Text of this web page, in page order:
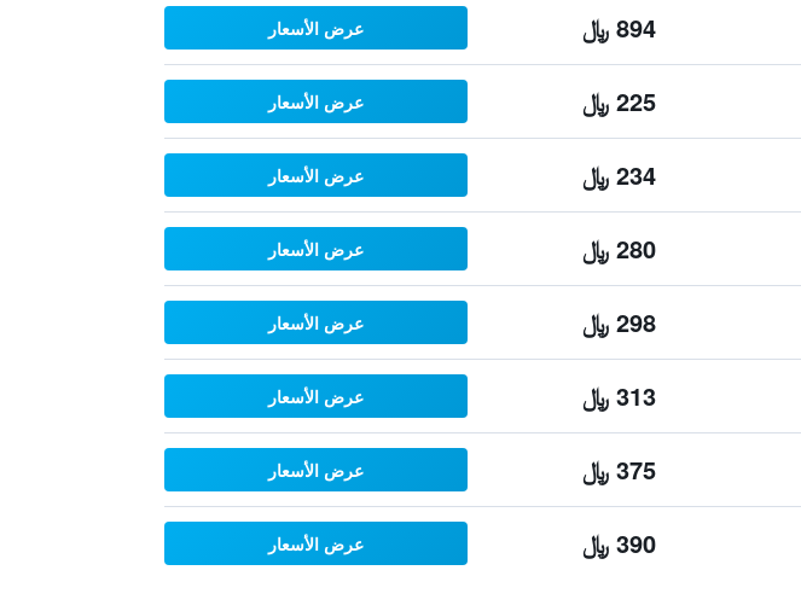
894 ﷼ عرض الأسعار
225 ﷼ عرض الأسعار
234 ﷼ عرض الأسعار
280 ﷼ عرض الأسعار
298 ﷼ عرض الأسعار
313 ﷼ عرض الأسعار
375 ﷼ عرض الأسعار
390 ﷼ عرض الأسعار